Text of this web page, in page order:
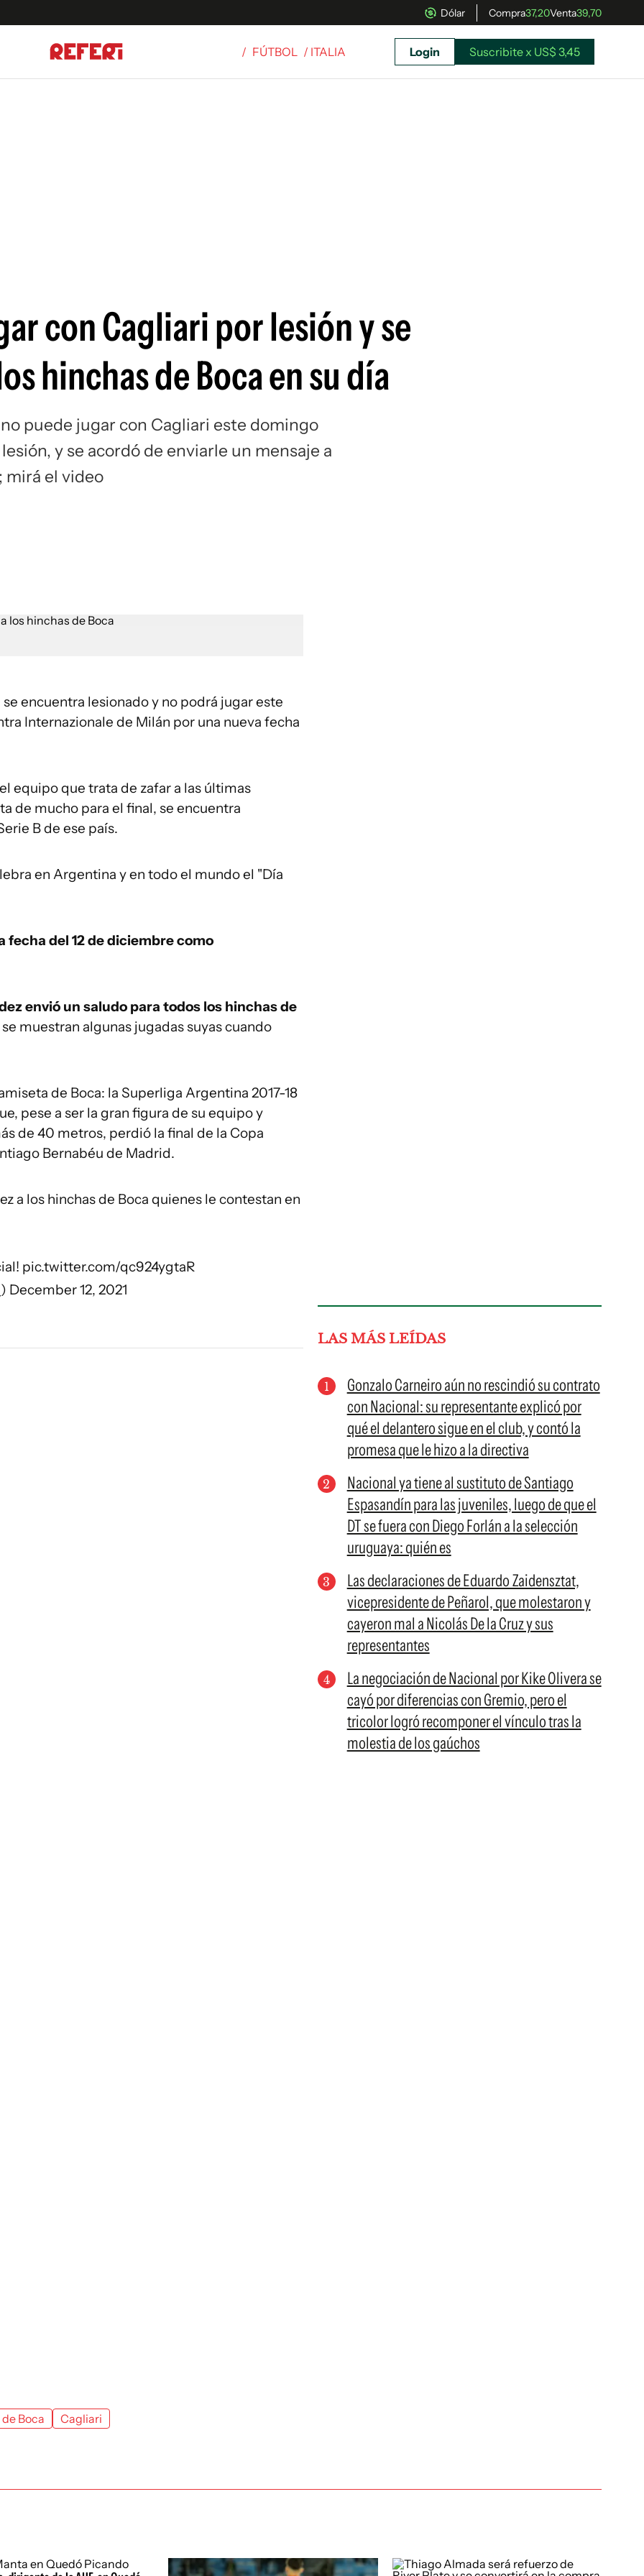
Dólar Compra37,20Venta39,70
Siguenos en:
/ FÚTBOL / ITALIA Login Suscribite x US$ 3,45
con Cagliari por lesión y se
hinchas de Boca en su día
puede jugar con Cagliari este domingo
y se acordó de enviarle un mensaje a
mirá el video
encuentra lesionado y no podrá jugar este
Internazionale de Milán por una nueva fecha
equipo que trata de zafar a las últimas
de mucho para el final, se encuentra
B de ese país.
en Argentina y en todo el mundo el "Día
fecha del 12 de diciembre como
envió un saludo para todos los hinchas de
muestran algunas jugadas suyas cuando
de Boca: la Superliga Argentina 2017-18
pese a ser la gran figura de su equipo y
de 40 metros, perdió la final de la Copa
Bernabéu de Madrid.
a los hinchas de Boca quienes le contestan en
! pic.twitter.com/qc924ygtaR
December 12, 2021
LAS MÁS LEÍDAS
Gonzalo Carneiro aún no rescindió su contrato
con Nacional: su representante explicó por
qué el delantero sigue en el club, y contó la
promesa que le hizo a la directiva
Nacional ya tiene al sustituto de Santiago
Espasandín para las juveniles, luego de que el
DT se fuera con Diego Forlán a la selección
uruguaya: quién es
Las declaraciones de Eduardo Zaidensztat,
vicepresidente de Peñarol, que molestaron y
cayeron mal a Nicolás De la Cruz y sus
representantes
La negociación de Nacional por Kike Olivera se
cayó por diferencias con Gremio, pero el
tricolor logró recomponer el vínculo tras la
molestia de los gaúchos
Boca Cagliari